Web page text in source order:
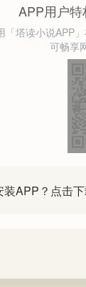
APP用户
「塔读小说APP
可畅享
装APP？点击